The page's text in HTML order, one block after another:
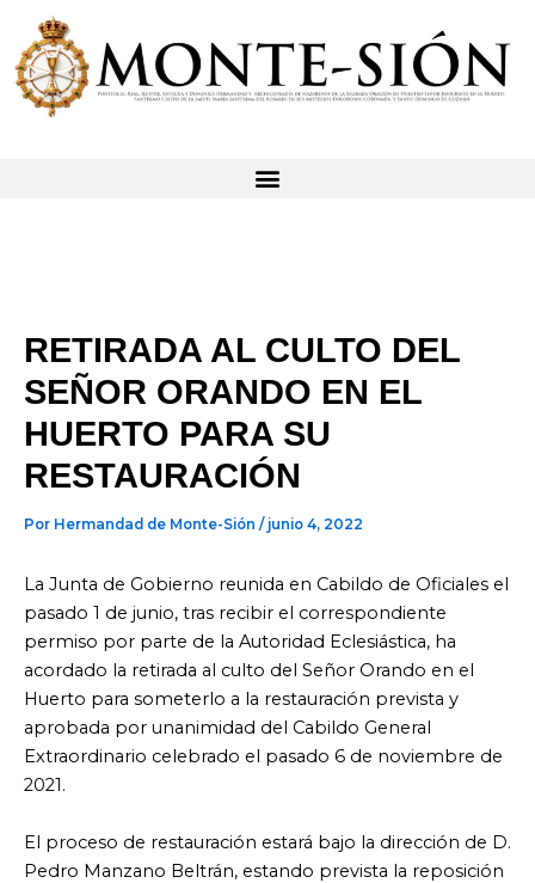
contenido
RETIRADA AL CULTO DEL
SEÑOR ORANDO EN EL
HUERTO PARA SU
RESTAURACIÓN
Por Hermandad de Monte-Sión / junio 4, 2022
La Junta de Gobierno reunida en Cabildo de Oficiales el
pasado 1 de junio, tras recibir el correspondiente
permiso por parte de la Autoridad Eclesiástica, ha
acordado la retirada al culto del Señor Orando en el
Huerto para someterlo a la restauración prevista y
aprobada por unanimidad del Cabildo General
Extraordinario celebrado el pasado 6 de noviembre de
2021.
El proceso de restauración estará bajo la dirección de D.
Pedro Manzano Beltrán, estando prevista la reposición